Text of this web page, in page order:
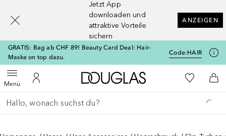
Jetzt App
downloaden und
attraktive Vorteile
sichern
ANZEIGEN
GRATIS: Bag ab CHF 89! Beauty Card Deal: Hair-
Maske on top dazu.
Code:HAIR
MenüMenü öffnenZu Meinem Kundenkonto
Zur Douglas Startseite
Zu Meiner
Gehe zurück
Suche ausführen
[navigation.slideout.screenreader]